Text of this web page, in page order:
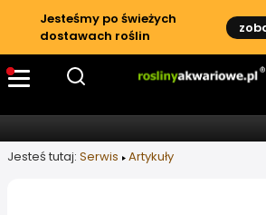
Jesteśmy po świeżych
dostawach roślin
Jesteś tutaj: Serwis Artykuły